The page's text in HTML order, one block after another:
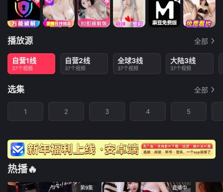
播放源 全部
自营1线
37个视频
自营2线
37个视频
全球3线
37个视频
大陆3线
37个视频
选集 全部
1 2 3 4 5
热播🔥
第9集 直播中